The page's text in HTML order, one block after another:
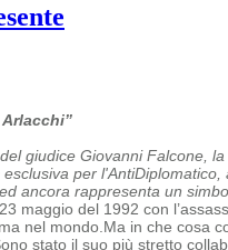
giudice Giovanni Falcone,
per
ancora rappresenta un
maggio del 1992 con
nel mondo.Ma in che cosa
stato il suo più stretto